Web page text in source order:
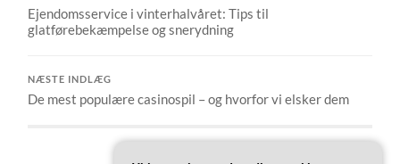
Ejendomsservice i vinterhalvåret: Tips til
glatførebekæmpelse og snerydning
NÆSTE INDLÆG
De mest populære casinospil – og hvorfor vi elsker dem